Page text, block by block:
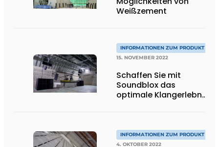
Weißzement
INFORMATIONEN ZUM PRODUKT
15. NOVEMBER 2022
Schaffen Sie mit
Soundblox das
optimale Klangerlebnis
INFORMATIONEN ZUM PRODUKT
4. OKTOBER 2022